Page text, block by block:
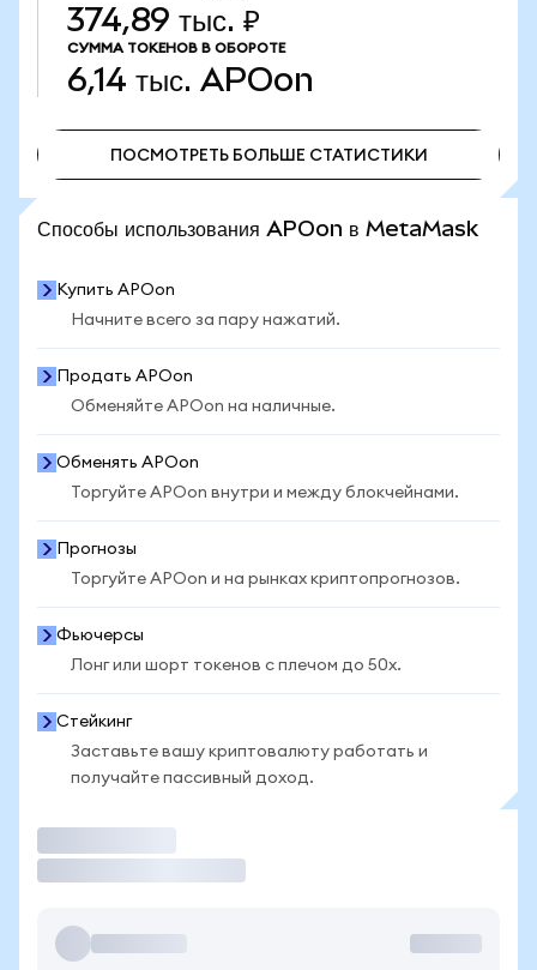
374,89 тыс. ₽
СУММА ТОКЕНОВ В ОБОРОТЕ
6,14 тыс. APOon
ПОСМОТРЕТЬ БОЛЬШЕ СТАТИСТИКИ
Способы использования APOon в MetaMask
Купить APOon
Начните всего за пару нажатий.
Продать APOon
Обменяйте APOon на наличные.
Обменять APOon
Торгуйте APOon внутри и между блокчейнами.
Прогнозы
Торгуйте APOon и на рынках криптопрогнозов.
Фьючерсы
Лонг или шорт токенов с плечом до 50x.
Стейкинг
Заставьте вашу криптовалюту работать и
получайте пассивный доход.